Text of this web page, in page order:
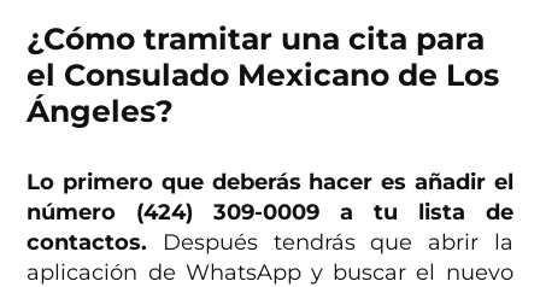
¿Cómo tramitar una cita para
el Consulado Mexicano de Los
Ángeles?
Lo primero que deberás hacer es añadir el
número (424) 309-0009 a tu lista de
contactos. Después tendrás que abrir la
aplicación de WhatsApp y buscar el nuevo